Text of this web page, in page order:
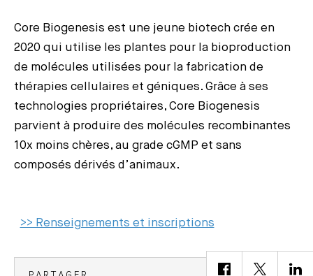
Core Biogenesis est une jeune biotech crée en
2020 qui utilise les plantes pour la bioproduction
de molécules utilisées pour la fabrication de
thérapies cellulaires et géniques. Grâce à ses
technologies propriétaires, Core Biogenesis
parvient à produire des molécules recombinantes
10x moins chères, au grade cGMP et sans
composés dérivés d’animaux.
>> Renseignements et inscriptions